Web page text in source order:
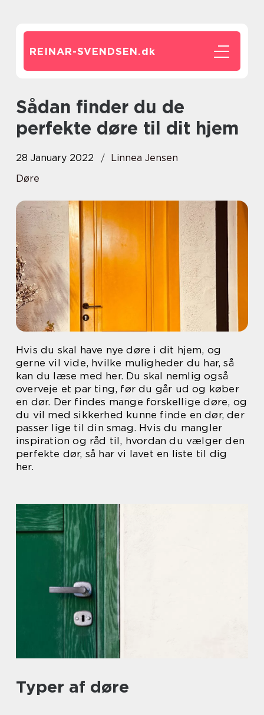
REINAR-SVENDSEN.dk
Sådan finder du de
perfekte døre til dit hjem
28 January 2022
Linnea Jensen
Døre
Hvis du skal have nye døre i dit hjem, og
gerne vil vide, hvilke muligheder du har, så
kan du læse med her. Du skal nemlig også
overveje et par ting, før du går ud og køber
en dør. Der findes mange forskellige døre, og
du vil med sikkerhed kunne finde en dør, der
passer lige til din smag. Hvis du mangler
inspiration og råd til, hvordan du vælger den
perfekte dør, så har vi lavet en liste til dig
her.
Typer af døre